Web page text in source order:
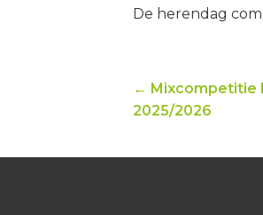
De herendag
← Mixcompetitie
2025/2026